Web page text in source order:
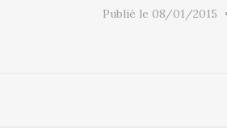
Publié le 08/01/2015